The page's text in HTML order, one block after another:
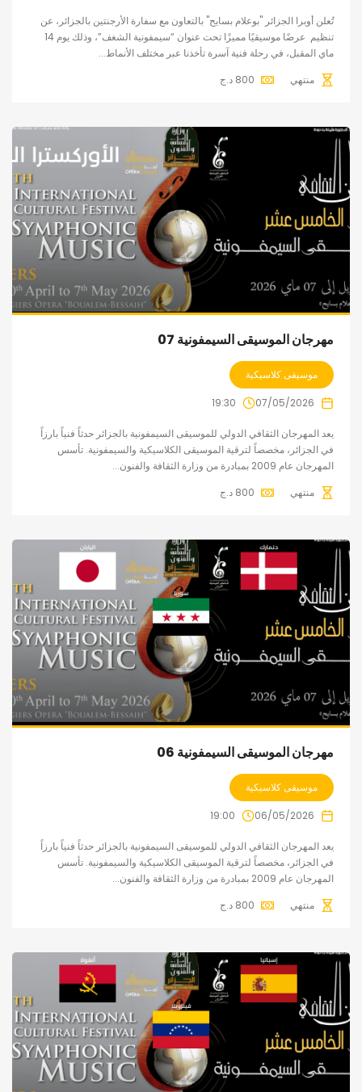
تُعلن أوبرا الجزائر "بوعلام بسايح" بالتعاون مع سفارة الأرجنتين بالجزائر، عن
تنظيم عرضًا موسيقيًا مميزًا تحت عنوان “سيمفونية الشغف”، وذلك يوم 14
ماي المقبل، في رحلة فنية آسرة تأخذنا عبر مختلف الأنماط...
منتهي
800 د.ج
مهرجان الموسيقى السيمفونية 07
موسيقى كلاسيكية
07/05/2026
19:30
يعد المهرجان الثقافي الدولي للموسيقى السيمفونية بالجزائر حدثاً فنياً بارزاً
في الجزائر، مخصصاً لترقية الموسيقى الكلاسيكية والسيمفونية. تأسس
المهرجان عام 2009 بمبادرة من وزارة الثقافة والفنون...
منتهي
800 د.ج
مهرجان الموسيقى السيمفونية 06
موسيقى كلاسيكية
06/05/2026
19:00
يعد المهرجان الثقافي الدولي للموسيقى السيمفونية بالجزائر حدثاً فنياً بارزاً
في الجزائر، مخصصاً لترقية الموسيقى الكلاسيكية والسيمفونية. تأسس
المهرجان عام 2009 بمبادرة من وزارة الثقافة والفنون...
منتهي
800 د.ج